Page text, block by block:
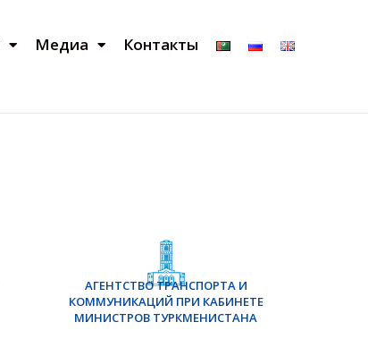
Медиа Контакты
АГЕНТСТВО ТРАНСПОРТА И
КОММУНИКАЦИЙ ПРИ КАБИНЕТЕ
МИНИСТРОВ ТУРКМЕНИСТАНА